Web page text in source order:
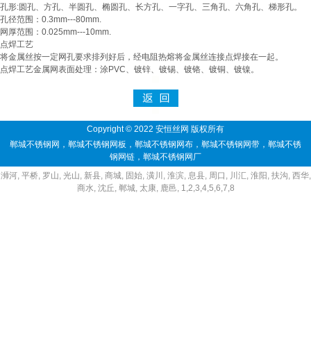
孔形:圆孔、方孔、半圆孔、椭圆孔、长方孔、一字孔、三角孔、六角孔、梯形孔。
孔径范围：0.3mm---80mm.
网厚范围：0.025mm---10mm.
点焊工艺
将金属丝按一定网孔要求排列好后，经电阻热熔将金属丝连接点焊接在一起。
点焊工艺金属网表面处理：涂PVC、镀锌、镀锡、镀铬、镀铜、镀镍。
Copyright © 2022 安恒丝网 版权所有
郸城不锈钢网 ， 郸城不锈钢网板 ， 郸城不锈钢网布 ， 郸城不锈钢网带 ， 郸城不锈
钢网链 ， 郸城不锈钢网厂
浉河, 平桥, 罗山, 光山, 新县, 商城, 固始, 潢川 , 淮滨, 息县, 周口 , 川汇, 淮阳 , 扶沟, 西华,
商水, 沈丘, 郸城, 太康, 鹿邑, 1,2,3,4,5,6,7,8